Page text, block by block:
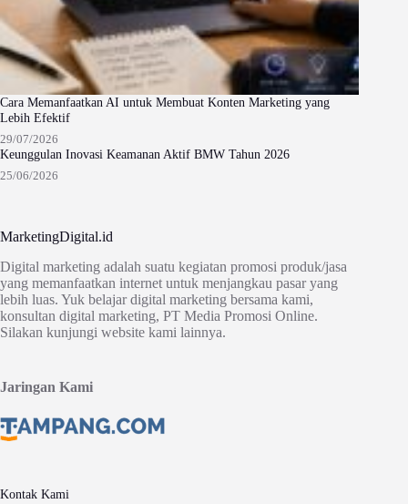
Cara Memanfaatkan AI untuk Membuat Konten Marketing yang
Lebih Efektif
29/07/2026
Keunggulan Inovasi Keamanan Aktif BMW Tahun 2026
25/06/2026
MarketingDigital.id
Digital marketing adalah suatu kegiatan promosi produk/jasa
yang memanfaatkan internet untuk menjangkau pasar yang
lebih luas. Yuk belajar digital marketing bersama kami,
konsultan digital marketing, PT Media Promosi Online.
Silakan kunjungi website kami lainnya.
Jaringan Kami
Kontak Kami